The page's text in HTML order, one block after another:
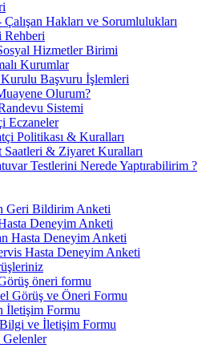
Çalışan Hakları ve Sorumlulukları
Rehberi
Hizmetler Birimi
Kurumlar
Kurulu Başvuru İşlemleri
Olurum?
Sistemi
Eczaneler
Politikası & Kuralları
Saatleri & Ziyaret Kuralları
Testlerini Nerede Yaptırabilirim ?
Geri Bildirim Anketi
Deneyim Anketi
Hasta Deneyim Anketi
Hasta Deneyim Anketi
öneri formu
Görüş ve Öneri Formu
İletişim Formu
ve İletişim Formu
Gelenler